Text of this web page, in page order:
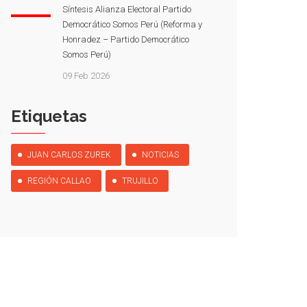
Síntesis Alianza Electoral Partido
Democrático Somos Perú (Reforma y
Honradez – Partido Democrático
Somos Perú)
09 Feb 2026
Etiquetas
JUAN CARLOS ZUREK NOTICIAS
REGIÓN CALLAO TRUJILLO